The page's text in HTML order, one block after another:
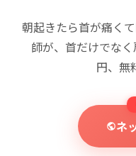
朝起きたら首が痛く
師が、首だけでな
円、無
ネ